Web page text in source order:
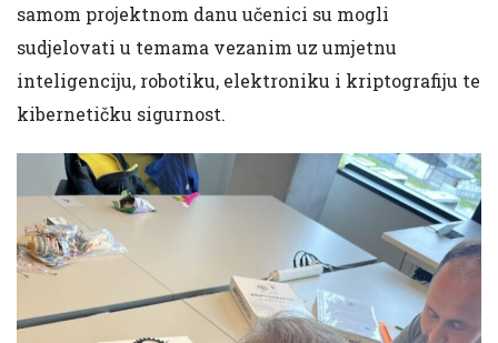
samom projektnom danu učenici su mogli
sudjelovati u temama vezanim uz umjetnu
inteligenciju, robotiku, elektroniku i kriptografiju te
kibernetičku sigurnost.